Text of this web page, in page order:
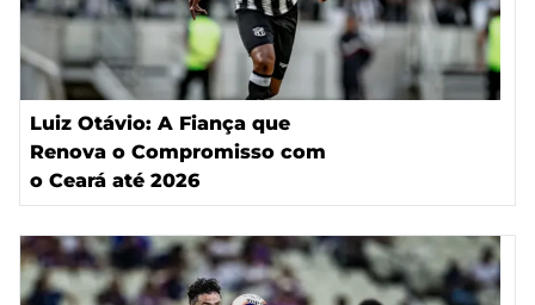
Luiz Otávio: A Fiança que
Renova o Compromisso com
o Ceará até 2026